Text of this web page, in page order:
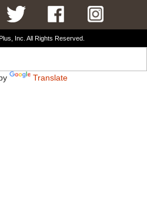
Inc. All Rights Reserved.
Translate